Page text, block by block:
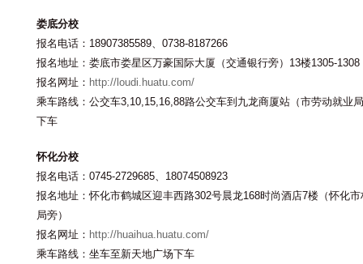
娄底分校
报名电话：18907385589、0738-8187266
报名地址：娄底市娄星区万豪国际大厦（交通银行旁）13楼1305-1308
报名网址： http://loudi.huatu.com/
乘车路线：公交车3,10,15,16,88路公交车到九龙商厦站（市劳动就业
下车
怀化分校
报名电话：0745-2729685、18074508923
报名地址：怀化市鹤城区迎丰西路302号晨龙168时尚酒店7楼（怀化市
局旁）
报名网址： http://huaihua.huatu.com/
乘车路线：坐车至新天地广场下车